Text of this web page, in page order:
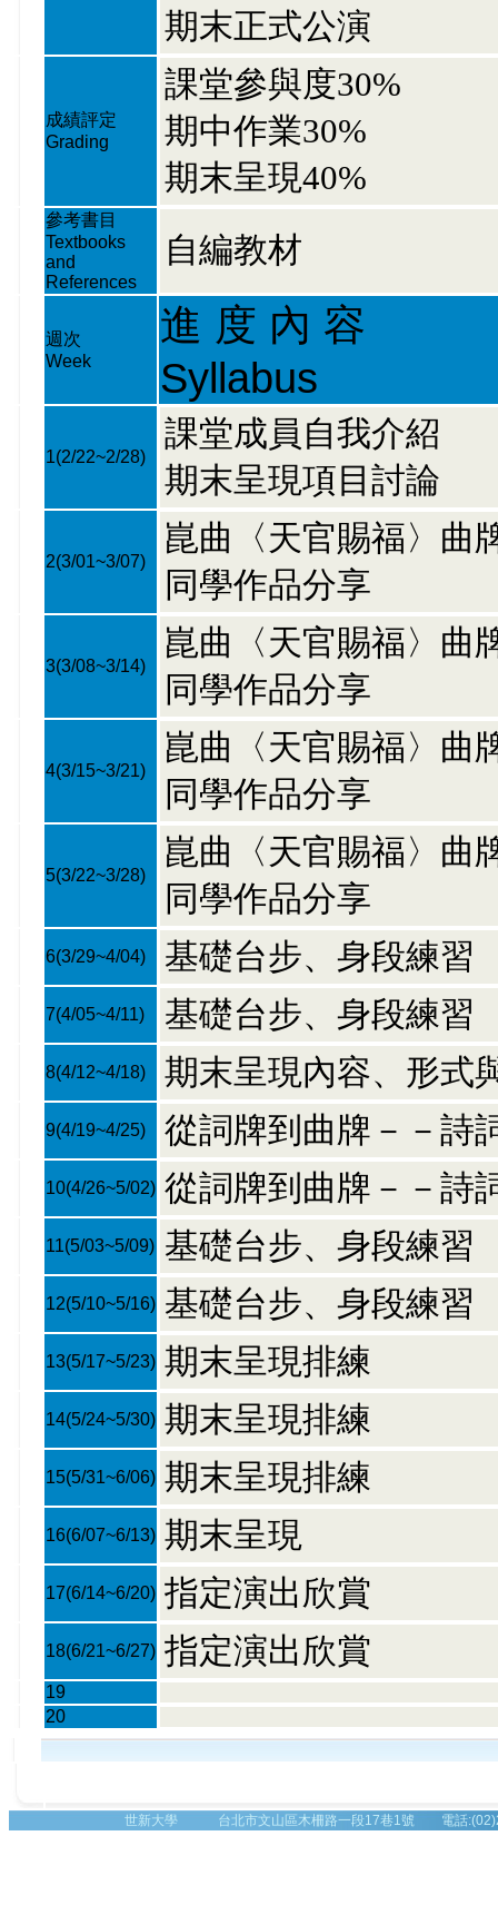
期末正式公演
成績評定
Grading
課堂參與度30%
期中作業30%
期末呈現40%
參考書目
Textbooks
and
References
自編教材
週次
Week
進 度 內 容
Syllabus
1(2/22~2/28)
課堂成員自我介紹
期末呈現項目討論
2(3/01~3/07)
崑曲〈天官賜福〉曲
同學作品分享
3(3/08~3/14)
崑曲〈天官賜福〉曲
同學作品分享
4(3/15~3/21)
崑曲〈天官賜福〉曲
同學作品分享
5(3/22~3/28)
崑曲〈天官賜福〉曲
同學作品分享
6(3/29~4/04) 基礎台步、身段練習
7(4/05~4/11) 基礎台步、身段練習
8(4/12~4/18) 期末呈現內容、形式
9(4/19~4/25) 從詞牌到曲牌－－詩
10(4/26~5/02) 從詞牌到曲牌－－詩
11(5/03~5/09) 基礎台步、身段練習
12(5/10~5/16) 基礎台步、身段練習
13(5/17~5/23) 期末呈現排練
14(5/24~5/30) 期末呈現排練
15(5/31~6/06) 期末呈現排練
16(6/07~6/13) 期末呈現
17(6/14~6/20) 指定演出欣賞
18(6/21~6/27) 指定演出欣賞
19
20
世新大學 台北市文山區木柵路一段17巷1號 電話